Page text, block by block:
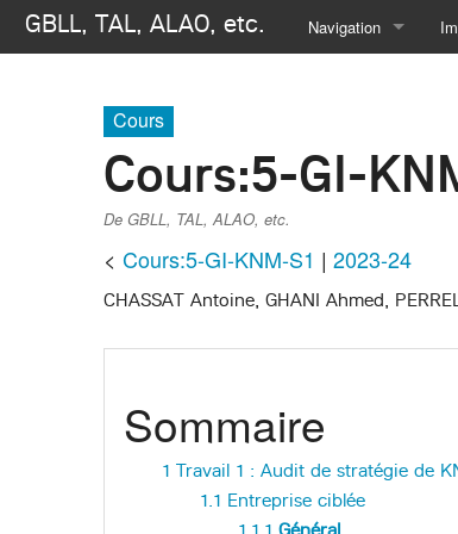
GBLL, TAL, ALAO, etc. Navigation
Cours
Cours:5-GI-
De GBLL, TAL, ALAO, etc.
< Cours:5-GI-KNM-S1 ‎ | 2023-24
CHASSAT Antoine, GHANI Ahmed,
Sommaire
1 Travail 1 : Audit de stratégie de
1.1 Entreprise ciblée